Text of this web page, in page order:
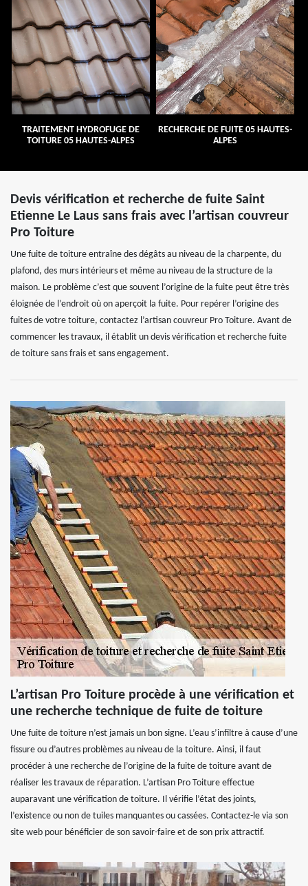
TRAITEMENT HYDROFUGE DE
TOITURE 05 HAUTES-ALPES
RECHERCHE DE FUITE 05 HAUTES-
ALPES
Devis vérification et recherche de fuite Saint
Etienne Le Laus sans frais avec l’artisan couvreur
Pro Toiture
Une fuite de toiture entraîne des dégâts au niveau de la charpente, du
plafond, des murs intérieurs et même au niveau de la structure de la
maison. Le problème c’est que souvent l’origine de la fuite peut être très
éloignée de l’endroit où on aperçoit la fuite. Pour repérer l’origine des
fuites de votre toiture, contactez l’artisan couvreur Pro Toiture. Avant de
commencer les travaux, il établit un devis vérification et recherche fuite
de toiture sans frais et sans engagement.
L’artisan Pro Toiture procède à une vérification et
une recherche technique de fuite de toiture
Une fuite de toiture n’est jamais un bon signe. L’eau s’infiltre à cause d’une
fissure ou d’autres problèmes au niveau de la toiture. Ainsi, il faut
procéder à une recherche de l’origine de la fuite de toiture avant de
réaliser les travaux de réparation. L’artisan Pro Toiture effectue
auparavant une vérification de toiture. Il vérifie l’état des joints,
l’existence ou non de tuiles manquantes ou cassées. Contactez-le via son
site web pour bénéficier de son savoir-faire et de son prix attractif.